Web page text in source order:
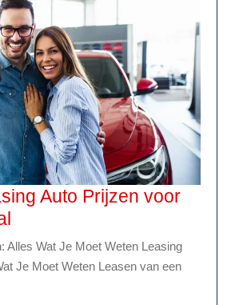
Auto Prijzen voor
Leasing
Auto
Alles Wat Je Moet Weten Leasing
Je Moet Weten Leasen van een